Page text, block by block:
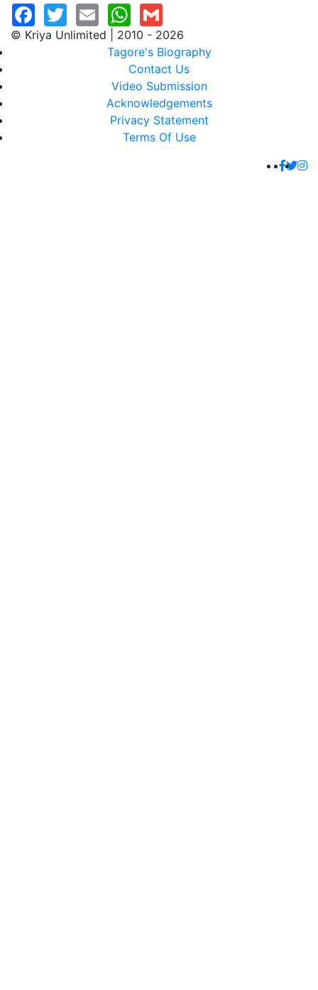
© Kriya Unlimited | 2010 - 2026
Tagore's Biography
Contact Us
Video Submission
Acknowledgements
Privacy Statement
Terms Of Use